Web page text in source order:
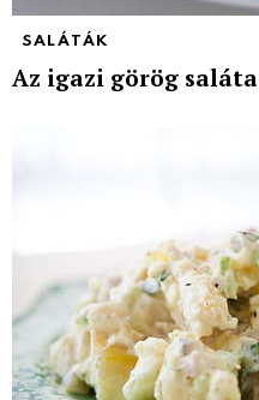
SALÁTÁK
Az igazi görög saláta